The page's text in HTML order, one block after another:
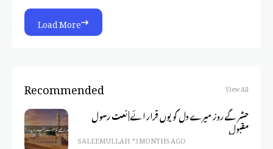
Load More
Recommended View All
حشر کے روز میرے دل کو یوں قرار ائے | نعت رسول
مقبول
SALEEM ULLAH 3 MONTHS AGO